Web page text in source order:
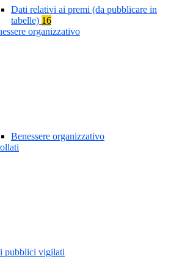
Dati relativi ai premi (da pubblicare in
tabelle) 16
organizzativo
Benessere organizzativo
pubblici vigilati